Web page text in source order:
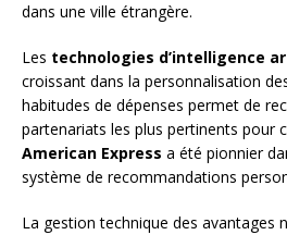
dans une ville étrangère.
Les technologies d’intelligence
croissant dans la personnalisation
habitudes de dépenses permet de
partenariats les plus pertinents pour
American Express a été pionnier
système de recommandations
La gestion technique des avantages